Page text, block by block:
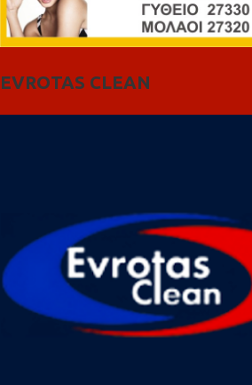
EVROTAS CLEAN